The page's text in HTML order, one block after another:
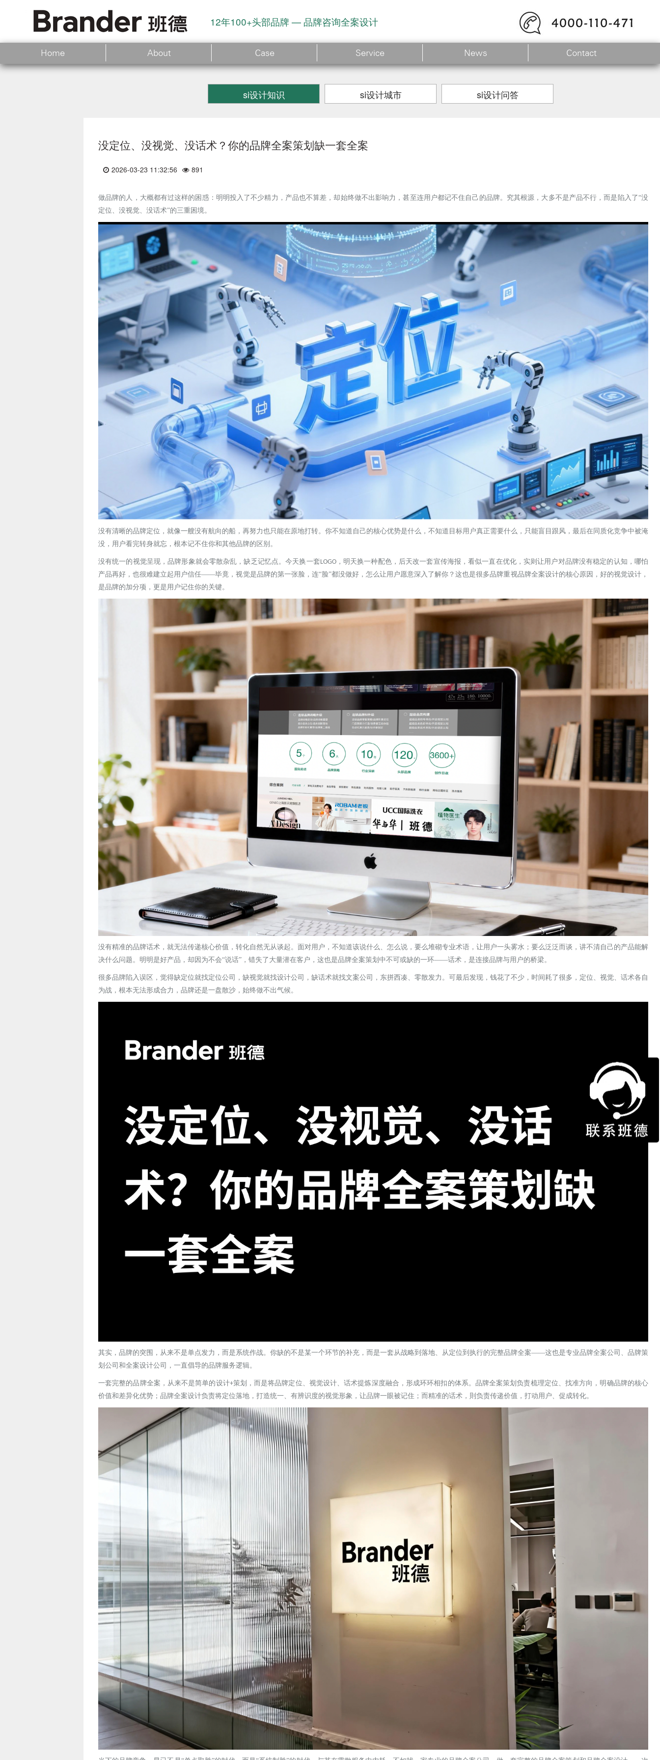
12年100+头部品牌 — 品牌咨询全案设计
Home About Case Service News Contact
si设计知识 si设计城市 si设计问答
没定位、没视觉、没话术？你的品牌全案策划缺一套全案
2026-03-23 11:32:56 891
做品牌的人，大概都有过这样的困惑：明明投入了不少精力，产品也不算差，却始终做不出影响力，甚至连用户都记不住自己的品牌。究其根源，大多不是产品不行，而是陷入了“没
定位、没视觉、没话术”的三重困境。
没有清晰的品牌定位，就像一艘没有航向的船，再努力也只能在原地打转。你不知道自己的核心优势是什么，不知道目标用户真正需要什么，只能盲目跟风，最后在同质化竞争中被淹
没，用户看完转身就忘，根本记不住你和其他品牌的区别。
没有统一的视觉呈现，品牌形象就会零散杂乱，缺乏记忆点。今天换一套LOGO，明天换一种配色，后天改一套宣传海报，看似一直在优化，实则让用户对品牌没有稳定的认知，哪怕
产品再好，也很难建立起用户信任——毕竟，视觉是品牌的第一张脸，连“脸”都没做好，怎么让用户愿意深入了解你？这也是很多品牌重视品牌全案设计的核心原因，好的视觉设计，
是品牌的加分项，更是用户记住你的关键。
没有精准的品牌话术，就无法传递核心价值，转化自然无从谈起。面对用户，不知道该说什么、怎么说，要么堆砌专业术语，让用户一头雾水；要么泛泛而谈，讲不清自己的产品能解
决什么问题。明明是好产品，却因为不会“说话”，错失了大量潜在客户，这也是品牌全案策划中不可或缺的一环——话术，是连接品牌与用户的桥梁。
很多品牌陷入误区，觉得缺定位就找定位公司，缺视觉就找设计公司，缺话术就找文案公司，东拼西凑、零散发力。可最后发现，钱花了不少，时间耗了很多，定位、视觉、话术各自
为战，根本无法形成合力，品牌还是一盘散沙，始终做不出气候。
其实，品牌的突围，从来不是单点发力，而是系统作战。你缺的不是某一个环节的补充，而是一套从战略到落地、从定位到执行的完整品牌全案——这也是专业品牌全案公司、品牌策
划公司和全案设计公司，一直倡导的品牌服务逻辑。
一套完整的品牌全案，从来不是简单的设计+策划，而是将品牌定位、视觉设计、话术提炼深度融合，形成环环相扣的体系。品牌全案策划负责梳理定位、找准方向，明确品牌的核心
价值和差异化优势；品牌全案设计负责将定位落地，打造统一、有辨识度的视觉形象，让品牌一眼被记住；而精准的话术，則负责传递价值，打动用户、促成转化。